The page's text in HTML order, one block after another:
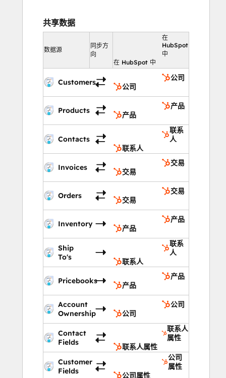
共享数据
数据源
同步方
向
在
HubSpot
中
在 HubSpot 中
Customers
公司
公司
Products
产品
产品
Contacts
联系
人
联系人
Invoices
交易
交易
Orders
交易
交易
Inventory
产品
产品
Ship
To's
联系
人
联系人
Pricebooks
产品
产品
Account
Ownership
公司
公司
Contact
Fields
联系人
属性
联系人属性
Customer
Fields
公司
属性
公司属性